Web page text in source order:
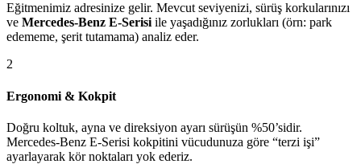
Eğitmenimiz adresinize gelir. Mevcut seviyenizi, sürüş korkularınızı
ve Mercedes-Benz E-Serisi ile yaşadığınız zorlukları (örn: park
edememe, şerit tutamama) analiz eder.
2
Ergonomi & Kokpit
Doğru koltuk, ayna ve direksiyon ayarı sürüşün %50’sidir.
Mercedes-Benz E-Serisi kokpitini vücudunuza göre “terzi işi”
ayarlayarak kör noktaları yok ederiz.